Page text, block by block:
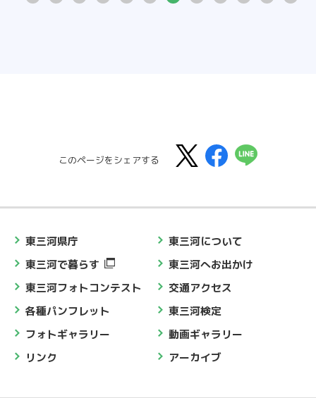
このページをシェアする
東三河県庁
東三河について
東三河で暮らす
東三河へお出かけ
東三河フォトコンテスト
交通アクセス
各種パンフレット
東三河検定
フォトギャラリー
動画ギャラリー
リンク
アーカイブ